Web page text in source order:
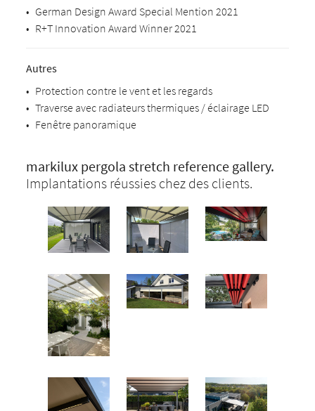
• German Design Award Special Mention 2021
• R+T Innovation Award Winner 2021
Autres
• Protection contre le vent et les regards
• Traverse avec radiateurs thermiques / éclairage LED
• Fenêtre panoramique
markilux pergola stretch reference gallery.
Implantations réussies chez des clients.